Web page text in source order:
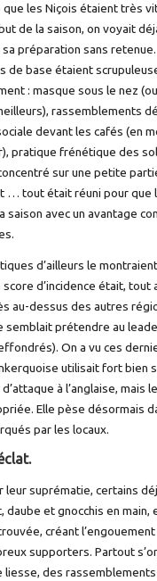
que les Niçois étaient très
de la saison, on voyait
préparation sans
de base étaient
: masque sous le nez
rassemblements
devant les cafés (en
pratique frénétique des
sur une petite
… tout était réuni pour que
saison avec un avantage
d’ailleurs le
score d’incidence était, tout
au-dessus des autres
semblait prétendre au
On a vu ces
utilisait fort bien
à l’anglaise, mais
Elle pèse désormais
par les locaux.
leur suprématie, certains
daube et gnocchis en main,
créant
supporters. Partout
liesse, des